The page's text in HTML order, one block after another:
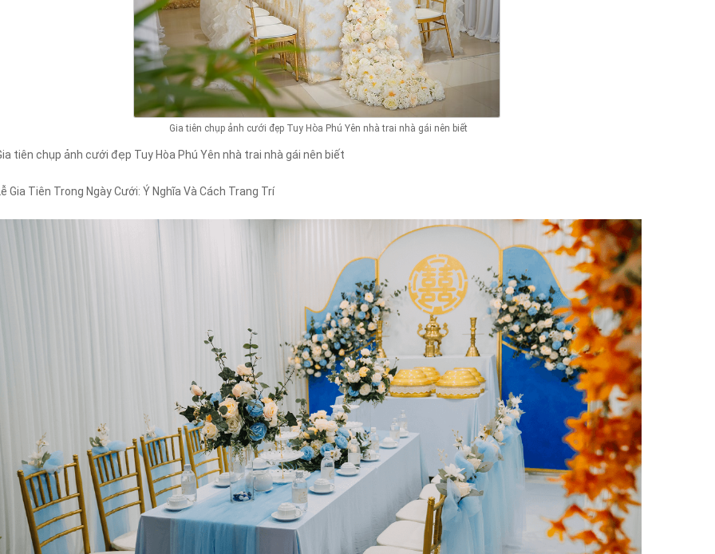
Gia tiên chụp ảnh cưới đẹp Tuy Hòa Phú Yên nhà trai nhà gái nên biết
tiên chụp ảnh cưới đẹp Tuy Hòa Phú Yên nhà trai nhà gái nên biết
Gia Tiên Trong Ngày Cưới: Ý Nghĩa Và Cách Trang Trí